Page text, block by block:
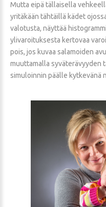
Mutta eipä tällaisella
yritäkään tähtäillä kädet
valotusta, näyttää
ylivaroituksesta kertovaa
pois, jos kuvaa salamoiden
muuttamalla syväterävyyden
simuloinnin päälle kytkevänä